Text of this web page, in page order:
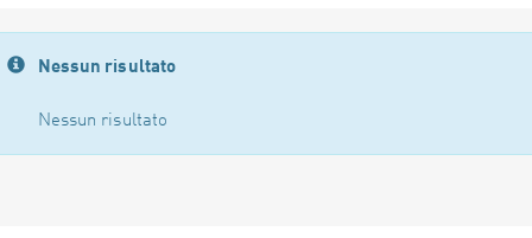
Nessun risultato
Nessun risultato